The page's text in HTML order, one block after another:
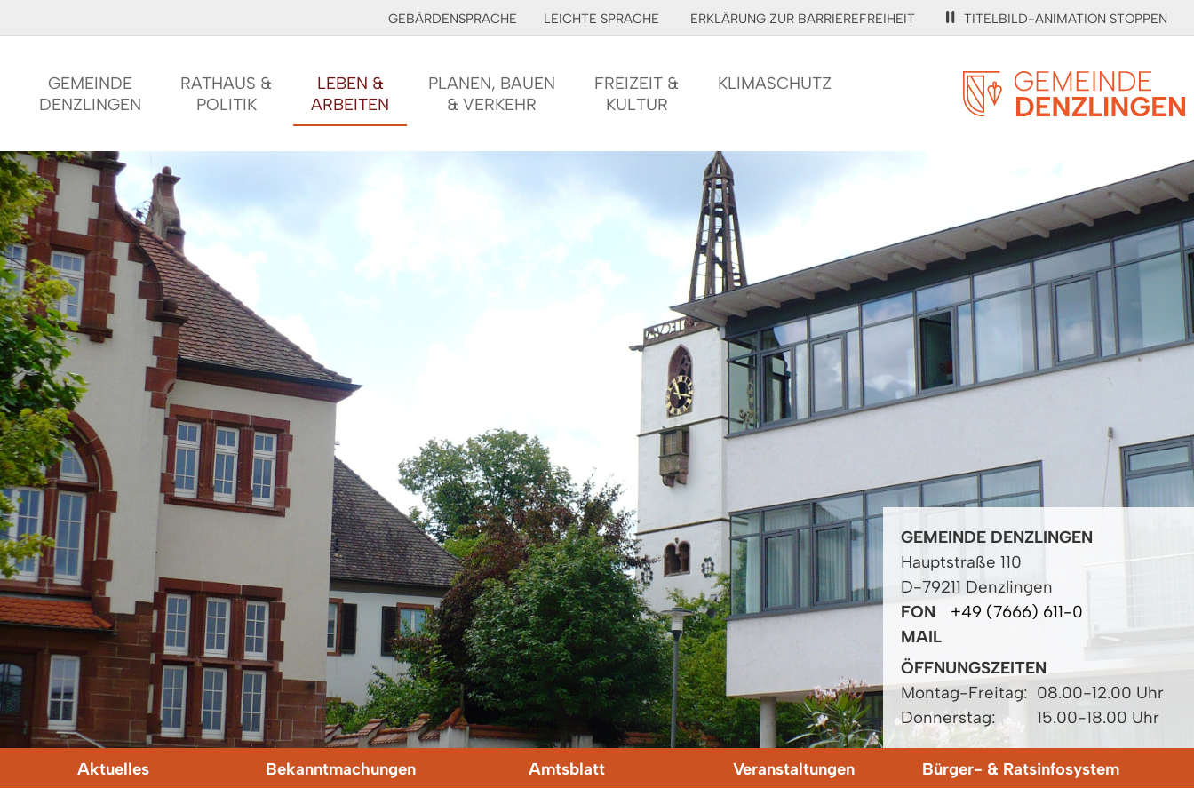
GEBÄRDENSPRACHE LEICHTE SPRACHE ERKLÄRUNG ZUR BARRIEREFREIHEIT TITELBILD-ANIMATION STOPPEN
GEMEINDE
DENZLINGEN
RATHAUS &
POLITIK
LEBEN &
ARBEITEN
PLANEN, BAUEN
& VERKEHR
FREIZEIT &
KULTUR
KLIMASCHUTZ
GEMEINDE DENZLINGEN
Hauptstraße 110
D-79211 Denzlingen
FON
+49 (7666) 611-0
MAIL
ÖFFNUNGSZEITEN
Montag-Freitag: 08.00-12.00 Uhr
Donnerstag:
15.00-18.00 Uhr
Aktuelles Bekanntmachungen Amtsblatt Veranstaltungen Bürger- & Ratsinfosystem